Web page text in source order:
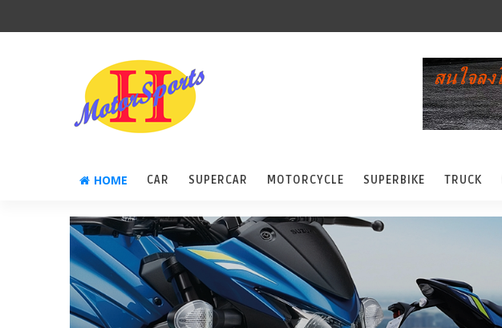
HOME CAR SUPERCAR MOTORCYCLE SUPERBIKE TRUCK